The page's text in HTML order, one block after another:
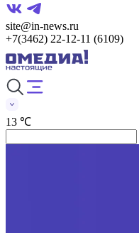
site@in-news.ru
+7(3462) 22-12-11 (6109)
13 ℃